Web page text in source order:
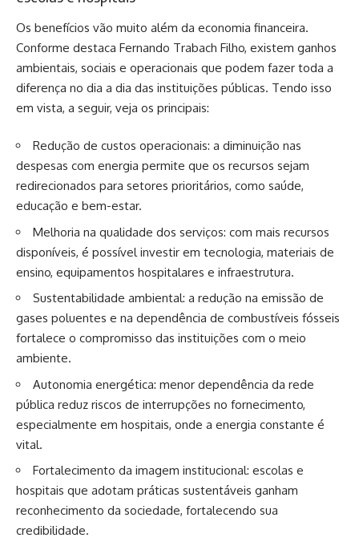
Os benefícios vão muito além da economia financeira.
Conforme destaca Fernando Trabach Filho, existem ganhos
ambientais, sociais e operacionais que podem fazer toda a
diferença no dia a dia das instituições públicas. Tendo isso
em vista, a seguir, veja os principais:
Redução de custos operacionais: a diminuição nas
despesas com energia permite que os recursos sejam
redirecionados para setores prioritários, como saúde,
educação e bem-estar.
Melhoria na qualidade dos serviços: com mais recursos
disponíveis, é possível investir em tecnologia, materiais de
ensino, equipamentos hospitalares e infraestrutura.
Sustentabilidade ambiental: a redução na emissão de
gases poluentes e na dependência de combustíveis fósseis
fortalece o compromisso das instituições com o meio
ambiente.
Autonomia energética: menor dependência da rede
pública reduz riscos de interrupções no fornecimento,
especialmente em hospitais, onde a energia constante é
vital.
Fortalecimento da imagem institucional: escolas e
hospitais que adotam práticas sustentáveis ganham
reconhecimento da sociedade, fortalecendo sua
credibilidade.